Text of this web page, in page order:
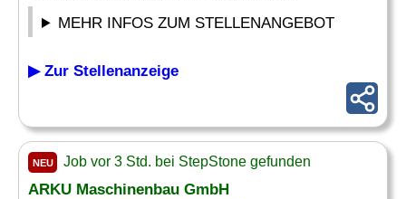
MEHR INFOS ZUM STELLENANGEBOT
▶ Zur Stellenanzeige
NEU Job vor 3 Std. bei StepStone gefunden
ARKU Maschinenbau GmbH